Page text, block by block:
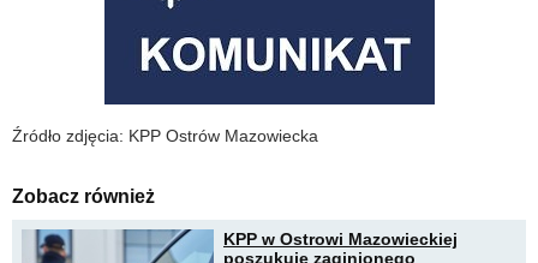
Źródło zdjęcia: KPP Ostrów Mazowiecka
Zobacz również
KPP w Ostrowi Mazowieckiej
poszukuje zaginionego